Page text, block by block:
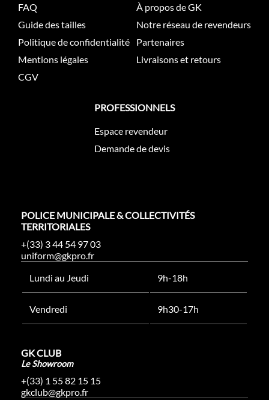
FAQ
Guide des tailles
Politique de confidentialité
Mentions légales
CGV
À propos de GK
Notre réseau de revendeurs
Partenaires
Livraisons et retours
PROFESSIONNELS
Espace revendeur
Demande de devis
POLICE MUNICIPALE & COLLECTIVITÉS
TERRITORIALES
+(33) 3 44 54 97 03
uniform@gkpro.fr
Lundi au Jeudi
9h-18h
Vendredi 9h30-17h
GK CLUB
Le Showroom
+(33) 1 55 82 15 15
gkclub@gkpro.fr